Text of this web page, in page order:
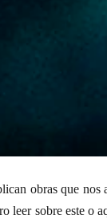
obras que nos
leer sobre este o